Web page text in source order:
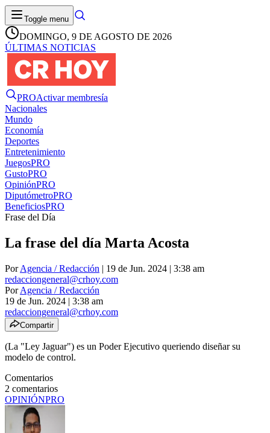
Toggle menu
DOMINGO, 9 DE AGOSTO DE 2026
ÚLTIMAS NOTICIAS
PROActivar membresía
Nacionales
Mundo
Economía
Deportes
Entretenimiento
JuegosPRO
GustoPRO
OpiniónPRO
DiputómetroPRO
BeneficiosPRO
Frase del Día
La frase del día Marta Acosta
PorAgencia / Redacción | 19 de Jun. 2024 | 3:38 am
redacciongeneral@crhoy.com
PorAgencia / Redacción
19 de Jun. 2024 | 3:38 am
redacciongeneral@crhoy.com
Compartir
(La "Ley Jaguar") es un Poder Ejecutivo queriendo diseñar su
modelo de control.
Comentarios
2 comentarios
OPINIÓNPRO